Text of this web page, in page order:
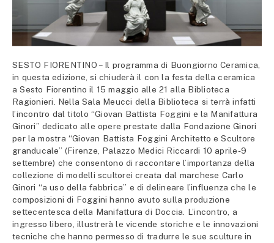
SESTO FIORENTINO – Il programma di Buongiorno Ceramica,
in questa edizione, si chiuderà il con la festa della ceramica
a Sesto Fiorentino il 15 maggio alle 21 alla Biblioteca
Ragionieri. Nella Sala Meucci della Biblioteca si terrà infatti
l’incontro dal titolo “Giovan Battista Foggini e la Manifattura
Ginori” dedicato alle opere prestate dalla Fondazione Ginori
per la mostra “Giovan Battista Foggini Architetto e Scultore
granducale” (Firenze, Palazzo Medici Riccardi 10 aprile-9
settembre) che consentono di raccontare l’importanza della
collezione di modelli scultorei creata dal marchese Carlo
Ginori “a uso della fabbrica” e di delineare l’influenza che le
composizioni di Foggini hanno avuto sulla produzione
settecentesca della Manifattura di Doccia. L’incontro, a
ingresso libero, illustrerà le vicende storiche e le innovazioni
tecniche che hanno permesso di tradurre le sue sculture in